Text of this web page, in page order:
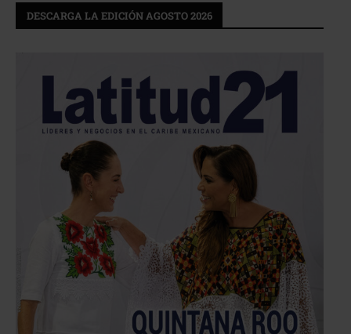
DESCARGA LA EDICIÓN AGOSTO 2026